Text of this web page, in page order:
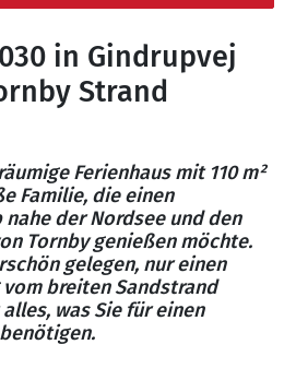
in Gindrupvej
Strand
Ferienhaus mit 110 m²
Familie, die einen
der Nordsee und den
Tornby genießen möchte.
gelegen, nur einen
breiten Sandstrand
was Sie für einen